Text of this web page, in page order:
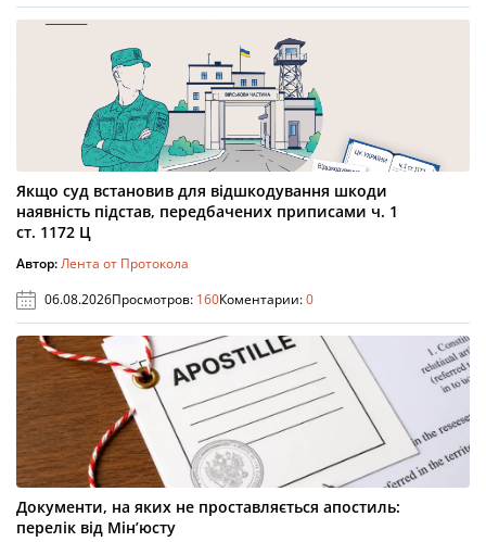
Якщо суд встановив для відшкодування шкоди
наявність підстав, передбачених приписами ч. 1
ст. 1172 Ц
Автор:Лента от Протокола
06.08.2026Просмотров: 160Коментарии:0
Документи, на яких не проставляється апостиль:
перелік від Мін’юсту